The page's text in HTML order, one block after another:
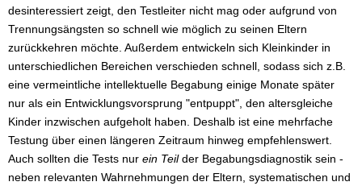
desinteressiert zeigt, den Testleiter nicht mag oder aufgrund von
Trennungsängsten so schnell wie möglich zu seinen Eltern
zurückkehren möchte. Außerdem entwickeln sich Kleinkinder in
unterschiedlichen Bereichen verschieden schnell, sodass sich z.B.
eine vermeintliche intellektuelle Begabung einige Monate später
nur als ein Entwicklungsvorsprung "entpuppt", den altersgleiche
Kinder inzwischen aufgeholt haben. Deshalb ist eine mehrfache
Testung über einen längeren Zeitraum hinweg empfehlenswert.
Auch sollten die Tests nur ein Teilder Begabungsdiagnostik sein -
neben relevanten Wahrnehmungen der Eltern, systematischen und